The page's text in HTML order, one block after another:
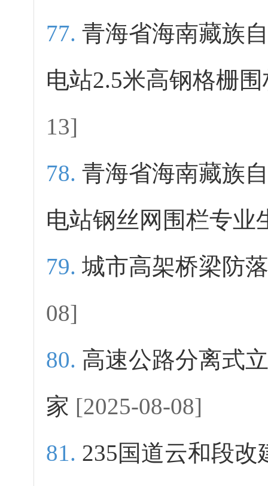
青海省海南藏族
电站2.5米高钢格栅
13]
青海省海南藏族
电站钢丝网围栏专业
城市高架桥梁防
08]
高速公路分离式
家 [2025-08-08]
235国道云和段